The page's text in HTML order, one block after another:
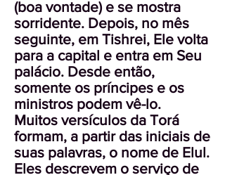
(boa vontade) e se mostra
sorridente. Depois, no mês
seguinte, em Tishrei, Ele volta
para a capital e entra em Seu
palácio. Desde então,
somente os príncipes e os
ministros podem vê-lo.
Muitos versículos da Torá
formam, a partir das iniciais de
suas palavras, o nome de Elul.
Eles descrevem o serviço de